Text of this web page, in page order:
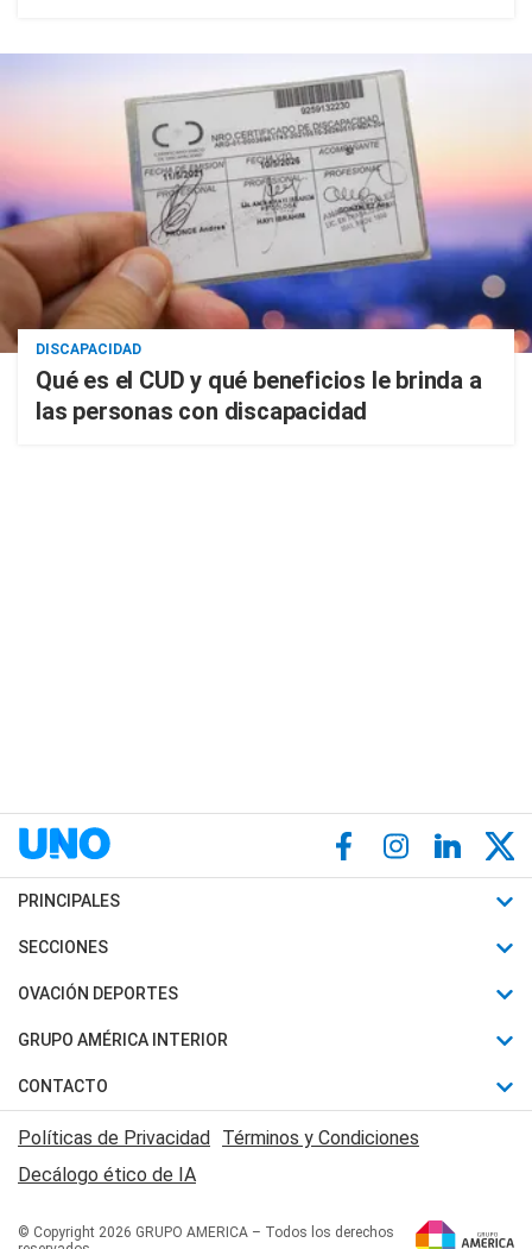
DISCAPACIDAD
Qué es el CUD y qué beneficios le brinda a
las personas con discapacidad
PRINCIPALES
Últimas Noticias
Política
Judiciales
Economia
SECCIONES
Horóscopo
Motores
Trucos caseros
Series y Películas
Edictos y Solicitadas
OVACIÓN DEPORTES
Fútbol
Mundial
Automovilismo
Rugby
Básquet
GRUPO AMÉRICA INTERIOR
Canal 7 en Vivo
San Juan 8
CONTACTO
Acerca de Nosotros
Contactanos
Políticas de Privacidad Términos y Condiciones
Decálogo ético de IA
© Copyright 2026 GRUPO AMERICA – Todos los derechos